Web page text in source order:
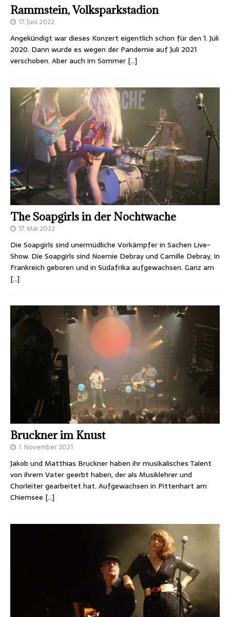
Rammstein, Volksparkstadion
17. Juni 2022
Angekündigt war dieses Konzert eigentlich schon für den 1. Juli
2020. Dann wurde es wegen der Pandemie auf Juli 2021
verschoben. Aber auch im Sommer […]
The Soapgirls in der Nochtwache
17. Mai 2022
Die Soapgirls sind unermüdliche Vorkämpfer in Sachen Live-
Show. Die Soapgirls sind Noemie Debray und Camille Debray, In
Frankreich geboren und in Südafrika aufgewachsen. Ganz am
[…]
Bruckner im Knust
1. November 2021
Jakob und Matthias Bruckner haben ihr musikalisches Talent
von ihrem Vater geerbt haben, der als Musiklehrer und
Chorleiter gearbeitet hat. Aufgewachsen in Pittenhart am
Chiemsee […]